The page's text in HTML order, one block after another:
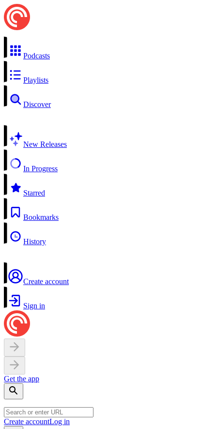
Podcasts
Playlists
Discover
New Releases
In Progress
Starred
Bookmarks
History
Create account
Sign in
Get the app
Create accountLog in